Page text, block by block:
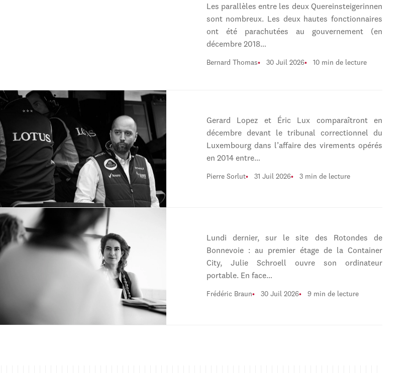
Les parallèles entre les deux Quereinsteigerinnen
sont nombreux. Les deux hautes fonctionnaires
ont été parachutées au gouvernement (en
décembre 2018…
Bernard Thomas 30 Juil 2026 10 min de lecture
Gerard Lopez et Éric Lux comparaîtront en
décembre devant le tribunal correctionnel du
Luxembourg dans l’affaire des virements opérés
en 2014 entre…
Pierre Sorlut 31 Juil 2026 3 min de lecture
Lundi dernier, sur le site des Rotondes de
Bonnevoie : au premier étage de la Container
City, Julie Schroell ouvre son ordinateur
portable. En face…
Frédéric Braun 30 Juil 2026 9 min de lecture